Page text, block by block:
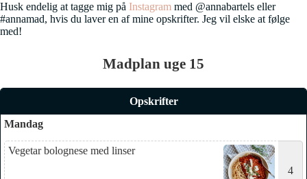
Husk endelig at tagge mig på Instagram med @annabartels eller
#annamad, hvis du laver en af mine opskrifter. Jeg vil elske at følge
med!
Madplan uge 15
Opskrifter
Mandag
Vegetar bolognese med linser
4